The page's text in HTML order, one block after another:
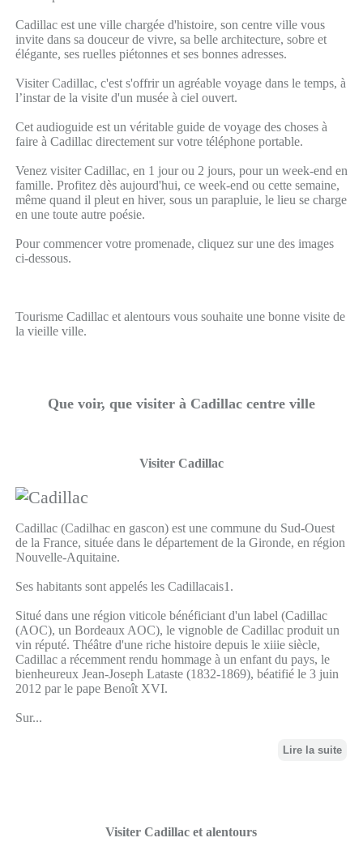
Cadillac est une ville chargée d'histoire, son centre ville vous
invite dans sa douceur de vivre, sa belle architecture, sobre et
élégante, ses ruelles piétonnes et ses bonnes adresses.
Visiter Cadillac, c'est s'offrir un agréable voyage dans le temps, à
l’instar de la visite d'un musée à ciel ouvert.
Cet audioguide est un véritable guide de voyage des choses à
faire à Cadillac directement sur votre téléphone portable.
Venez visiter Cadillac, en 1 jour ou 2 jours, pour un week-end en
famille. Profitez dès aujourd'hui, ce week-end ou cette semaine,
même quand il pleut en hiver, sous un parapluie, le lieu se charge
en une toute autre poésie.
Pour commencer votre promenade, cliquez sur une des images
ci-dessous.
Tourisme Cadillac et alentours vous souhaite une bonne visite de
la vieille ville.
Que voir, que visiter à Cadillac centre ville
Visiter Cadillac
Cadillac (Cadilhac en gascon) est une commune du Sud-Ouest
de la France, située dans le département de la Gironde, en région
Nouvelle-Aquitaine.
Ses habitants sont appelés les Cadillacais1.
Situé dans une région viticole bénéficiant d'un label (Cadillac
(AOC), un Bordeaux AOC), le vignoble de Cadillac produit un
vin réputé. Théâtre d'une riche histoire depuis le xiiie siècle,
Cadillac a récemment rendu hommage à un enfant du pays, le
bienheureux Jean-Joseph Lataste (1832-1869), béatifié le 3 juin
2012 par le pape Benoît XVI.
Sur...
Lire la suite
Visiter Cadillac et alentours